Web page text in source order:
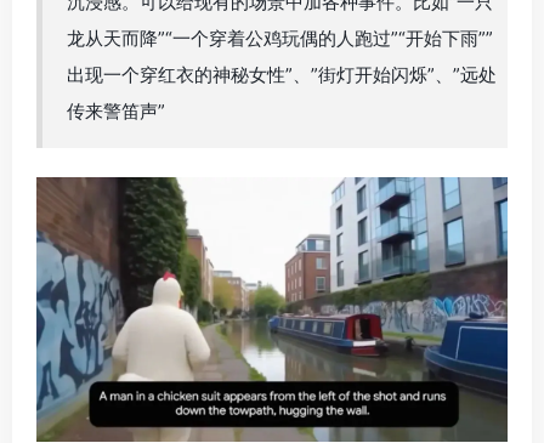
能够模拟从现实景观到奇幻世界的多样化环境 ，与许多依
赖预编程物理引擎的系统不同，
Genie 3通过观察大量真实
世界的视频数据，自主学习了物理规律
。水会向下流淌，
物体会因重力而下落，光线会投射阴影，所有这些都基于
模型对真实物理世界的理解，让AI通过理解其中的规律进
行重现。
换句话说，他们并没有为这些行为做专门的训练或设计，